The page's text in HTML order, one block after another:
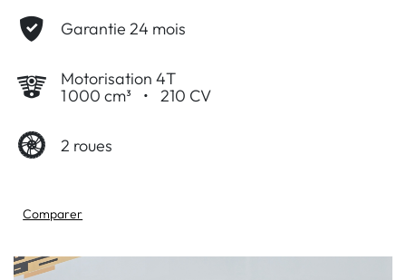
Garantie 24 mois
Motorisation 4T
1 000 cm³ •210 CV
2 roues
Comparer